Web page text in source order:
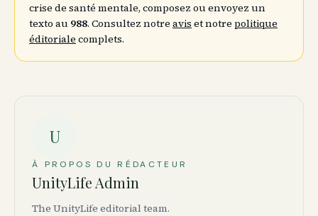
crise de santé mentale, composez ou envoyez un
texto au 988. Consultez notre avis et notre politique
éditoriale complets.
U
À PROPOS DU RÉDACTEUR
UnityLife Admin
The UnityLife editorial team.